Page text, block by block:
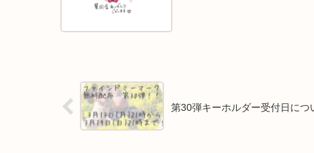
第30弾キーホルダー受付日につ